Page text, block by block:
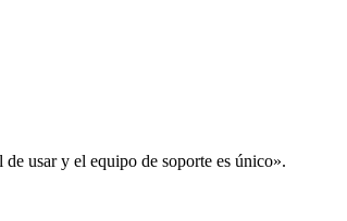
usar y el equipo de soporte es único».